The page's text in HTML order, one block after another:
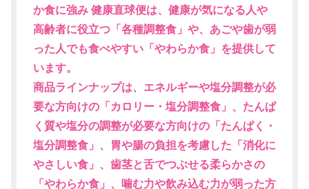
か食に強み 健康直球便は、健康が気になる人や
高齢者に役立つ「各種調整食」や、あごや歯が弱
った人でも食べやすい「やわらか食」を提供して
います。
商品ラインナップは、エネルギーや塩分調整が必
要な方向けの「カロリー・塩分調整食」、たんぱ
く質や塩分の調整が必要な方向けの「たんぱく・
塩分調整食」、胃や腸の負担を考慮した「消化に
やさしい食」、歯茎と舌でつぶせる柔らかさの
「やわらか食」、噛む力や飲み込む力が弱った方